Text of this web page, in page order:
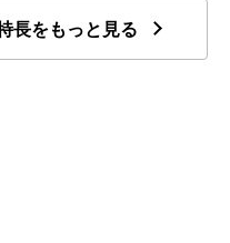
長をもっと見る